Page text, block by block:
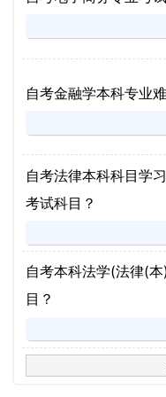
自考金融学本科专业
自考法律本科科目学
考试科目？
自考本科法学(法律(
目？